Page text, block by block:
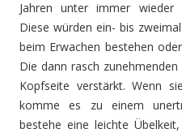
Jahren unter immer wieder
Diese würden ein- bis
beim Erwachen bestehen
Die dann rasch
Kopfseite verstärkt. Wenn
komme es zu einem
bestehe eine leichte